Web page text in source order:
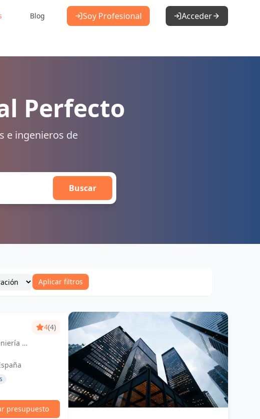
Blog Soy Profesional Acceder
Perfecto
e ingenieros de
Buscar
Aplicar filtros
y
4(4)
presupuesto